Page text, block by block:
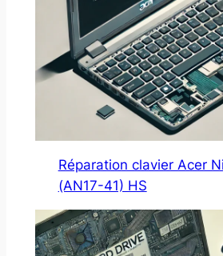
Réparation clavier Acer
(AN17-41) HS